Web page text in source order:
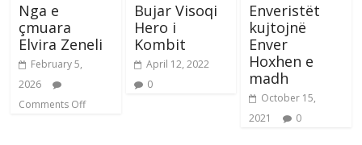
Nga e
çmuara
Elvira Zeneli
February 5,
2026
Comments Off
Bujar Visoqi
Hero i
Kombit
April 12, 2022
0
Enveristët
kujtojnë
Enver
Hoxhen e
madh
October 15,
2021
0